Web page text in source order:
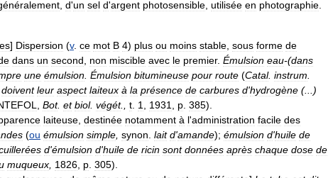
d'un sel d'argent photosensible utilisée en photographie
] Dispersion (v. ce mot B 4) plus ou moins stable sous forme de
dans un second non miscible avec le premier. Émulsion eau-(dans
une émulsion Émulsion bitumineuse pour route (Catal. instrum
doivent leur aspect laiteux à la présence de carbures d'hydrogène (...)
Bot. et biol. végét., t 1 1931 p 385).
laiteuse destinée notamment à l'administration facile des
(ou émulsion simple synon lait d'amande); émulsion d'huile de
d'émulsion d'huile de ricin sont données après chaque dose de
muqueux 1826 p 305).